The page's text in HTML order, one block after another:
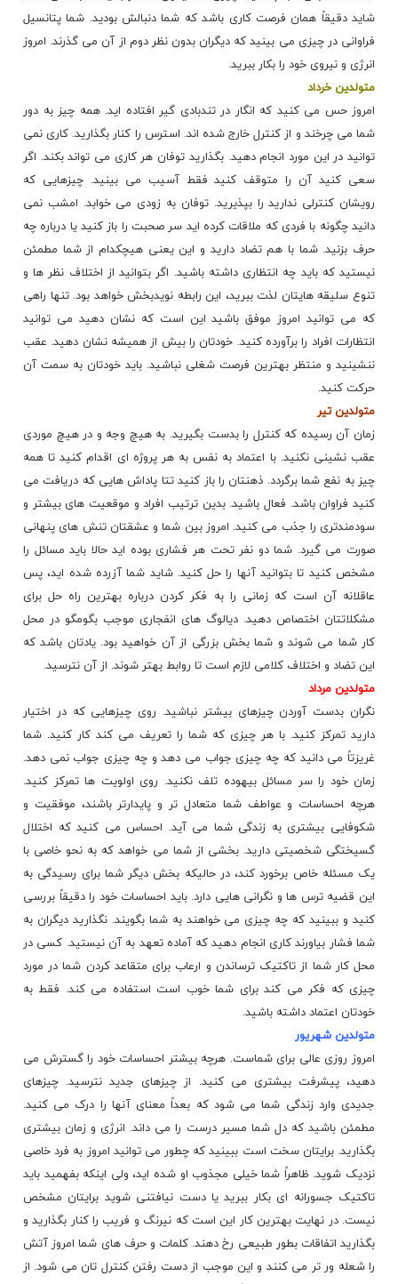
شاید دقیقاً همان فرصت کاری باشد که شما دنبالش بودید. شما پتانسیل
فراوانی در چیزی می بینید که دیگران بدون نظر دوم از آن می گذرند. امروز
انرژی و نیروی خود را بکار ببرید.
متولدین خرداد
امروز حس می کنید که انگار در تندبادی گیر افتاده اید. همه چیز به دور
شما می چرخند و از کنترل خارج شده اند. استرس را کنار بگذارید. کاری نمی
توانید در این مورد انجام دهید. بگذارید توفان هر کاری می تواند بکند. اگر
سعی کنید آن را متوقف کنید فقط آسیب می بینید. چیزهایی که
رویشان کنترلی ندارید را بپذیرید. توفان به زودی می خوابد. امشب نمی
دانید چگونه با فردی که ملاقات کرده اید سر صحبت را باز کنید یا درباره چه
حرف بزنید. شما با هم تضاد دارید و این یعنی هیچکدام از شما مطمئن
نیستید که باید چه انتظاری داشته باشید. اگر بتوانید از اختلاف نظر ها و
تنوع سلیقه هایتان لذت ببرید، این رابطه نویدبخش خواهد بود. تنها راهی
که می توانید امروز موفق باشید این است که نشان دهید می توانید
انتظارات افراد را برآورده کنید. خودتان را بیش از همیشه نشان دهید. عقب
ننشینید و منتظر بهترین فرصت شغلی نباشید. باید خودتان به سمت آن
حرکت کنید.
متولدین تیر
زمان آن رسیده که کنترل را بدست بگیرید. به هیچ وجه و در هیچ موردی
عقب نشینی نکنید. با اعتماد به نفس به هر پروژه ای اقدام کنید تا همه
چیز به نفع شما برگردد. ذهنتان را باز کنید تتا پاداش هایی که دریافت می
کنید فراوان باشد. فعال باشید. بدین ترتیب افراد و موقعیت هایبیشتر و
سودمندتری را جذب می کنید. امروز بین شما و عشقتان تنش های پنهانی
صورت می گیرد. شما دو نفر تحت هر فشاری بوده اید حالا باید مسائل را
مشخص کنید تا بتوانید آنها را حل کنید. شاید شما آزرده شده اید، پس
عاقلانه آن است که زمانی را به فکر کردن درباره بهترین راه حل برای
مشکلاتتان اختصاص دهید. دیالوگ های انفجاری موجب بگومگو در محل
کار شما می شوند و شما بخش بزرگی از آن خواهید بود. یادتان باشد که
این تضاد و اختلاف کلامی لازم است تا روابط بهتر شوند. از آن نترسید.
متولدین مرداد
نگران بدست آوردن چیزهای بیشتر نباشید. روی چیزهایی که در اختیار
دارید تمرکز کنید. با هر چیزی که شما را تعریف می کند کار کنید. شما
غریزتاً می دانید که چه چیزی جواب می دهد و چه چیزی جواب نمی دهد.
زمان خود را سر مسائل بیهوده تلف نکنید. روی اولویت ها تمرکز کنید.
هرچه احساسات و عواطف شما متعادل تر و پایدارتر باشند، موفقیت و
شکوفایی بیشتری به زندگی شما می آید. احساس می کنید که اختلال
گسیختگی شخصیتی دارید. بخشی از شما می خواهد که به نحو خاصی با
یک مسئله خاص برخورد کند، در حالیکه بخش دیگر شما برای رسیدگی به
این قضیه ترس ها و نگرانی هایی دارد. باید احساسات خود را دقیقاً بررسی
کنید و ببینید که چه چیزی می خواهند به شما بگویند. نگذارید دیگران به
شما فشار بیاورند کاری انجام دهید که آماده تعهد به آن نیستید. کسی در
محل کار شما از تاکتیک ترساندن و ارعاب برای متقاعد کردن شما در مورد
چیزی که فکر می کند برای شما خوب است استفاده می کند. فقط به
خودتان اعتماد داشته باشید.
متولدین شهریور
امروز روزی عالی برای شماست. هرچه بیشتر احساسات خود را گسترش می
دهید، پیشرفت بیشتری می کنید. از چیزهای جدید نترسید. چیزهای
جدیدی وارد زندگی شما می شود که بعداً معنای آنها را درک می کنید.
مطمئن باشید که دل شما مسیر درست را می داند. انرژی و زمان بیشتری
بگذارید. برایتان سخت است ببینید که چطور می توانید امروز به فرد خاصی
نزدیک شوید. ظاهراً شما خیلی مجذوب او شده اید، ولی اینکه بفهمید باید
تاکتیک جسورانه ای بکار ببرید یا دست نیافتنی شوید برایتان مشخص
نیست. در نهایت بهترین کار این است که نیرنگ و فریب را کنار بگذارید و
بگذارید اتفاقات بطور طبیعی رخ دهند. کلمات و حرف های شما امروز آتش
را شعله ور تر می کنند و این موجب از دست رفتن کنترل تان می شود. از